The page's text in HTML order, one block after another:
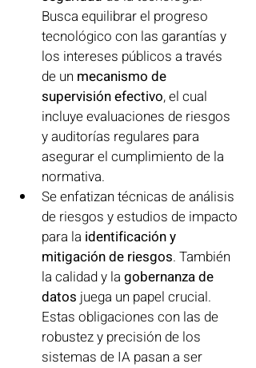
Busca equilibrar el progreso
tecnológico con las garantías y
los intereses públicos a través
de un mecanismo de
supervisión efectivo, el cual
incluye evaluaciones de riesgos
y auditorías regulares para
asegurar el cumplimiento de la
normativa.
Se enfatizan técnicas de análisis
de riesgos y estudios de impacto
para la identificación y
mitigación de riesgos. También
la calidad y la gobernanza de
datos juega un papel crucial.
Estas obligaciones con las de
robustez y precisión de los
sistemas de IA pasan a ser